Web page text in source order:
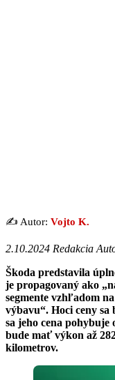
✍️ Autor: Vojto K.
2.10.2024 Redakcia
Škoda predstavila
je propagovaný ako
segmente vzhľadom
výbavu“. Hoci ceny
sa jeho cena
bude mať výkon až
kilometrov.